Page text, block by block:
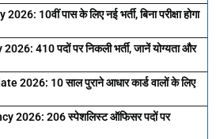
10वीं पास के लिए नई भर्ती, बिना परीक्षा होगा
410 पदों पर निकली भर्ती, जानें योग्यता और
2026: 10 साल पुराने आधार कार्ड वालों के लिए
2026: 206 स्पेशलिस्ट ऑफिसर पदों पर